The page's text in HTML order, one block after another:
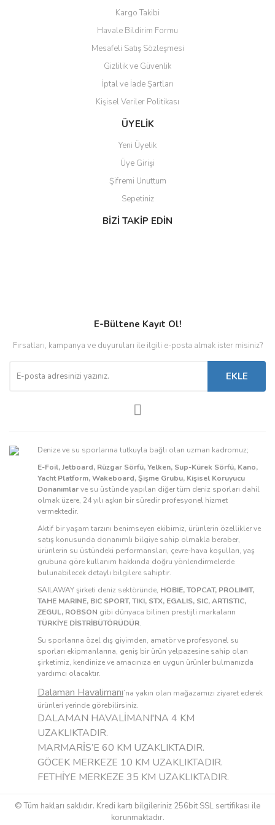
Gönder
Kargo Takibi
Havale Bildirim Formu
Mesafeli Satış Sözleşmesi
Gizlilik ve Güvenlik
İptal ve İade Şartları
Kişisel Veriler Politikası
ÜYELİK
Yeni Üyelik
Üye Girişi
Şifremi Unuttum
Sepetiniz
BİZİ TAKİP EDİN
E-Bültene Kayıt Ol!
Fırsatları, kampanya ve duyuruları ile ilgili e-posta almak ister misiniz?
EKLE
Denize ve su sporlarına tutkuyla bağlı olan uzman kadromuz;
E-Foil, Jetboard, Rüzgar Sörfü, Yelken, Sup-Kürek Sörfü, Kano,
Yacht Platform, Wakeboard, Şişme Grubu, Kişisel Koruyucu
Donanımlarve su üstünde yapılan diğer tüm deniz sporları dahil
olmak üzere, 24 yılı aşkın bir süredir profesyonel hizmet
vermektedir.
Aktif bir yaşam tarzını benimseyen ekibimiz, ürünlerin özellikler ve
satış konusunda donanımlı bilgiye sahip olmakla beraber,
ürünlerin su üstündeki performansları, çevre-hava koşulları, yaş
grubuna göre kullanım hakkında doğru yönlendirmelerde
bulunabilecek detaylı bilgilere sahiptir.
SAILAWAY şirketi deniz sektöründe, HOBIE, TOPCAT, PROLIMIT,
TAHE MARINE, BIC SPORT, TIKI, STX, EGALIS, SIC, ARTISTIC,
ZEGUL, ROBSON gibi dünyaca bilinen prestijli markaların
TÜRKİYE DİSTRİBÜTÖRÜDÜR.
Su sporlarına özel dış giyimden, amatör ve profesyonel su
sporları ekipmanlarına, geniş bir ürün yelpazesine sahip olan
şirketimiz, kendinize ve amacınıza en uygun ürünler bulmanızda
yardımcı olacaktır.
Dalaman Havalimanı’na yakın olan mağazamızı ziyaret ederek
ürünleri yerinde görebilirsiniz.
DALAMAN HAVALİMANI'NA 4 KM
UZAKLIKTADIR.
MARMARİS’E 60 KM UZAKLIKTADIR.
GÖCEK MERKEZE 10 KM UZAKLIKTADIR.
FETHİYE MERKEZE 35 KM UZAKLIKTADIR.
© Tüm hakları saklıdır. Kredi kartı bilgileriniz 256bit SSL sertifikası ile
korunmaktadır.